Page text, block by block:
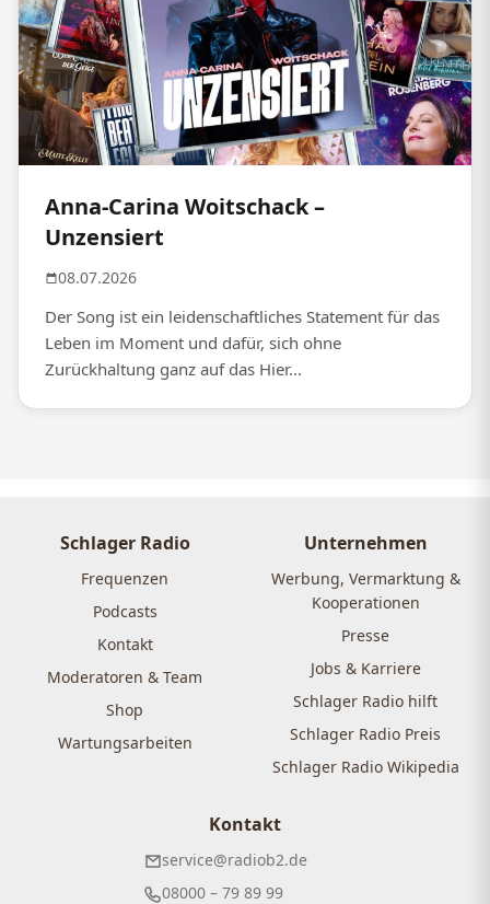
Anna-Carina Woitschack –
Unzensiert
08.07.2026
Der Song ist ein leidenschaftliches Statement für das
Leben im Moment und dafür, sich ohne
Zurückhaltung ganz auf das Hier...
Schlager Radio
Frequenzen
Podcasts
Kontakt
Moderatoren & Team
Shop
Wartungsarbeiten
Unternehmen
Werbung, Vermarktung &
Kooperationen
Presse
Jobs & Karriere
Schlager Radio hilft
Schlager Radio Preis
Schlager Radio Wikipedia
Kontakt
service@radiob2.de
08000 – 79 89 99